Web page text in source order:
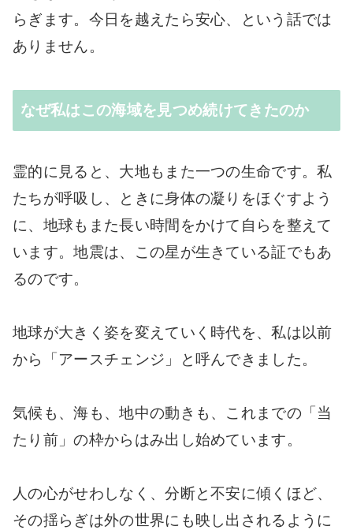
らぎます。今日を越えたら安心、という話では
ありません。
なぜ私はこの海域を見つめ続けてきたのか
霊的に見ると、大地もまた一つの生命です。私
たちが呼吸し、ときに身体の凝りをほぐすよう
に、地球もまた長い時間をかけて自らを整えて
います。地震は、この星が生きている証でもあ
るのです。
地球が大きく姿を変えていく時代を、私は以前
から「アースチェンジ」と呼んできました。
気候も、海も、地中の動きも、これまでの「当
たり前」の枠からはみ出し始めています。
人の心がせわしなく、分断と不安に傾くほど、
その揺らぎは外の世界にも映し出されるように